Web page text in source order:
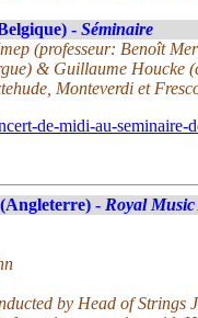
- Séminaire
(professeur: Benoît
& Guillaume Houcke
Monteverdi et
de-midi-au-seminaire-
- Royal Music
by Head of Strings